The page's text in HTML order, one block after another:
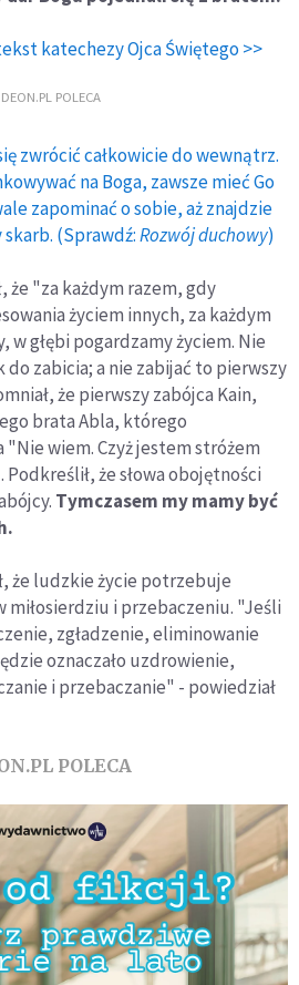
katechezy Ojca Świętego >>
DEON.PL POLECA
zwrócić całkowicie do wewnątrz.
na Boga, zawsze mieć Go
zapominać o sobie, aż znajdzie
(Sprawdź:Rozwój duchowy)
że "za każdym razem, gdy
życiem innych, za każdym
w głębi pogardzamy życiem. Nie
zabicia; a nie zabijać to pierwszy
że pierwszy zabójca Kain,
brata Abla, którego
"Nie wiem. Czyż jestem stróżem
że słowa obojętności
Tymczasem my mamy być
że ludzkie życie potrzebuje
miłosierdziu i przebaczeniu. "Jeśli
zgładzenie, eliminowanie
oznaczało uzdrowienie,
i przebaczanie" - powiedział
POLECA